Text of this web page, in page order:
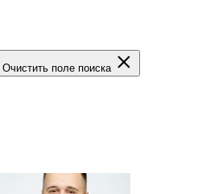
Очистить поле поиска